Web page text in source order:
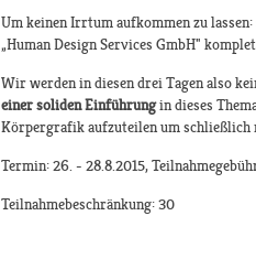
Um keinen Irrtum aufkommen zu
„Human Design Services GmbH"
Wir werden in diesen drei Tagen also
einer soliden Einführungin dieses
Körpergrafik aufzuteilen um schließlich
Termin: 26. - 28.8.2015,
Teilnahmebeschränkung: 30